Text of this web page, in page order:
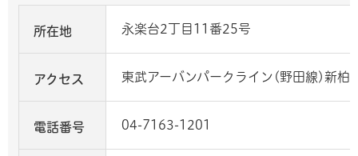
所在地 永楽台2丁目11番25号
アクセス 東武アーバンパークライン(野田線)新柏
電話番号 04-7163-1201